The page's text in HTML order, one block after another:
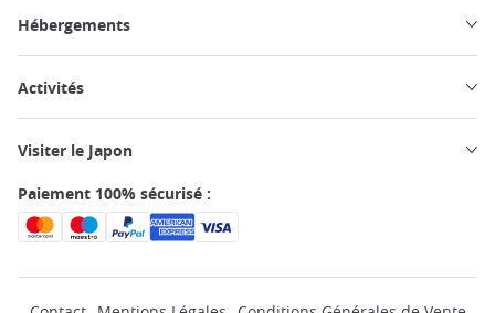
Hébergements
Activités
Visiter le Japon
Paiement 100% sécurisé :